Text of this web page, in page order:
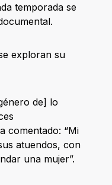
temporada se
exploran su
de] lo
comentado: “Mi
atuendos, con
una mujer”.